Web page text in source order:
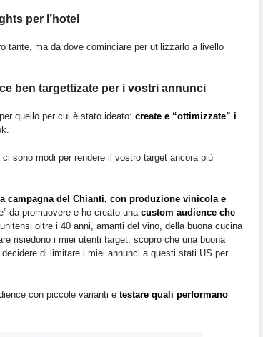
per l’hotel
tante, ma da dove cominciare per utilizzarlo a livello
ben targettizate per i vostri annunci
quello per cui è stato ideato: create e “ottimizzate” i
sono modi per rendere il vostro target ancora più
campagna del Chianti, con produzione vinicola e
da promuovere e ho creato una custom audience che
oltre i 40 anni, amanti del vino, della buona cucina
risiedono i miei utenti target, scopro che una buona
di limitare i miei annunci a questi stati US per
con piccole varianti e testare quali performano